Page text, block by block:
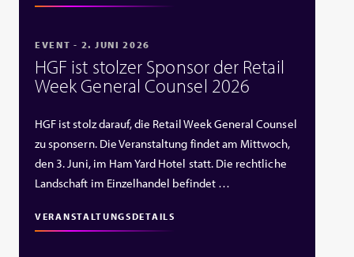
EVENT - 2. JUNI 2026
HGF ist stolzer Sponsor der Retail
Week General Counsel 2026
HGF ist stolz darauf, die Retail Week General Counsel
zu sponsern. Die Veranstaltung findet am Mittwoch,
den 3. Juni, im Ham Yard Hotel statt. Die rechtliche
Landschaft im Einzelhandel befindet …
VERANSTALTUNGSDETAILS